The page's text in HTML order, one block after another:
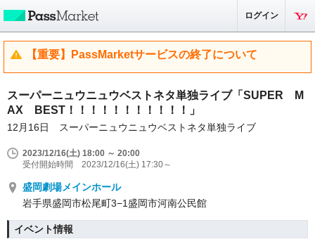
ログイン
【重要】PassMarketサービスの終了について
スーパーニュウニュウベストネタ単独ライブ「SUPER M
AX BEST！！！！！！！！！！！」
12月16日 スーパーニュウニュウベストネタ単独ライブ
2023/12/16(土) 18:00 ～ 20:00
受付開始時間 2023/12/16(土) 17:30～
盛岡劇場メインホール
岩手県盛岡市松尾町3−1盛岡市河南公民館
イベント情報